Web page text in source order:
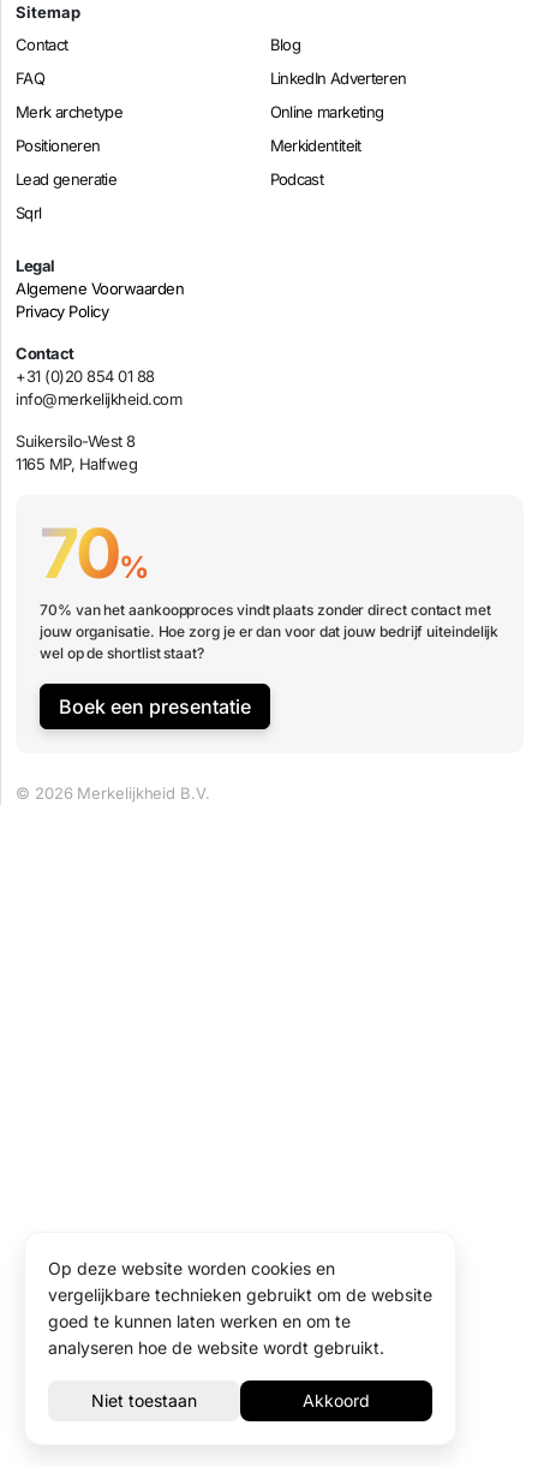
Sitemap
Contact
Blog
FAQ
LinkedIn Adverteren
Merk archetype
Online marketing
Positioneren
Merkidentiteit
Lead generatie
Podcast
Sqrl
Legal
Algemene Voorwaarden
Privacy Policy
Contact
+31 (0)20 854 01 88
info@merkelijkheid.com
Suikersilo-West 8
1165 MP, Halfweg
70%
70% van het aankoopproces vindt plaats zonder direct contact met
jouw organisatie. Hoe zorg je er dan voor dat jouw bedrijf uiteindelijk
wel op de shortlist staat?
Boek een presentatie
© 2026 Merkelijkheid B.V.
Op deze website worden cookies en
vergelijkbare technieken gebruikt om de website
goed te kunnen laten werken en om te
analyseren hoe de website wordt gebruikt.